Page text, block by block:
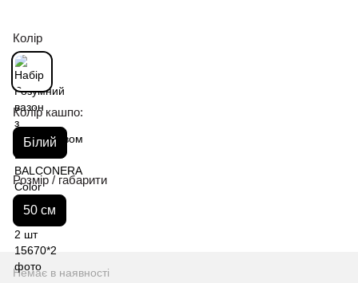
Колір
Колір кашпо:
Білий
Розмір / габарити
50 см
Немає в наявності